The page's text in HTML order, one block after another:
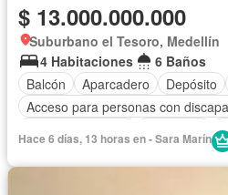
$ 13.000.000.000
Suburbano el Tesoro, Medellín
4 Habitaciones
6 Baños
Balcón
Aparcadero Depósito
Acceso para personas con
Vista
Hace 6 días, 13 horas en - Sara Marín